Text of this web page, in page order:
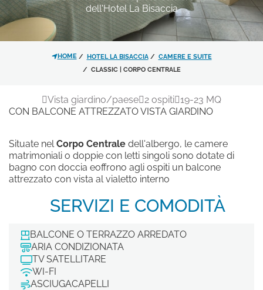
MESSAGGIO
Ho letto e accettato l'informativa
sulla privacye il trattamento dei
dati personali.
Acconsento al trattamento dei
privacyper le finalità di invio di
materiale promozionale.
Iscrivimi alla newsletter!
NELSON LODGE
dell'Hotel La Bisaccia
HOME HOTEL LA BISACCIA
CAMERE E SUITE
CLASSIC | CORPO CENTRALE
Vista giardino/paese 2 ospiti 19-23 MQ
CON BALCONE ATTREZZATO VISTA GIARDINO
Situate nelCorpo Centrale dell'albergo, le camere
matrimoniali o doppie con letti singoli sono dotate di
bagno con doccia eoffrono agli ospiti un balcone
attrezzato con vista al vialetto interno
SERVIZI E COMODITÀ
BALCONE O TERRAZZO ARREDATO
ARIA CONDIZIONATA
TV SATELLITARE
WI-FI
ASCIUGACAPELLI